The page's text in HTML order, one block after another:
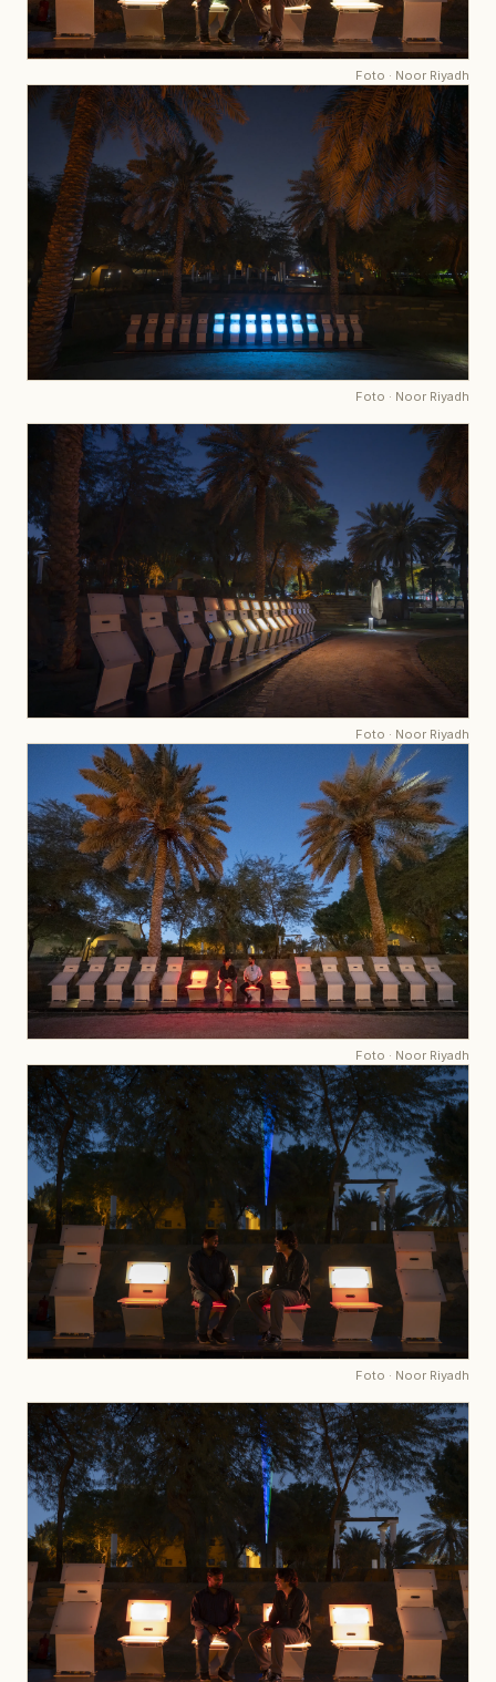
Foto · Noor Riyadh
Foto · Noor Riyadh
Foto · Noor Riyadh
Foto · Noor Riyadh
Foto · Noor Riyadh